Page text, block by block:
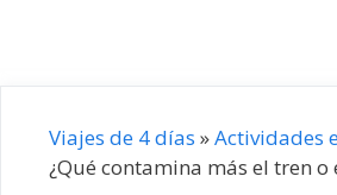
Viajes de 4 días »Actividades
¿Qué contamina más el tren o